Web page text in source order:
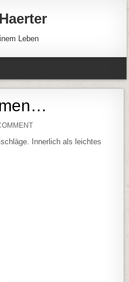
Leben
ON LEINSAMEN…
Innerlich als leichtes